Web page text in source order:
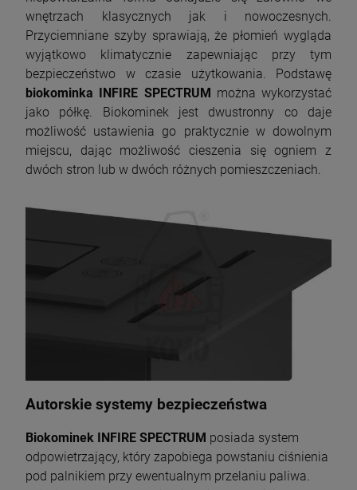
wnętrzach klasycznych jak i nowoczesnych.
Przyciemniane szyby sprawiają, że płomień wygląda
wyjątkowo klimatycznie zapewniając przy tym
bezpieczeństwo w czasie użytkowania. Podstawę
biokominka INFIRE SPECTRUM można wykorzystać
jako półkę. Biokominek jest dwustronny co daje
możliwość ustawienia go praktycznie w dowolnym
miejscu, dając możliwość cieszenia się ogniem z
dwóch stron lub w dwóch różnych pomieszczeniach.
Autorskie systemy bezpieczeństwa
Biokominek INFIRE SPECTRUM posiada system
odpowietrzający, który zapobiega powstaniu ciśnienia
pod palnikiem przy ewentualnym przelaniu paliwa.